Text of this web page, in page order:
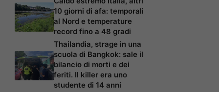
10 giorni di afa: temporali
al Nord e temperature
record fino a 48 gradi
Thailandia, strage in una
scuola di Bangkok: sale il
bilancio di morti e dei
feriti. Il killer era uno
studente di 14 anni